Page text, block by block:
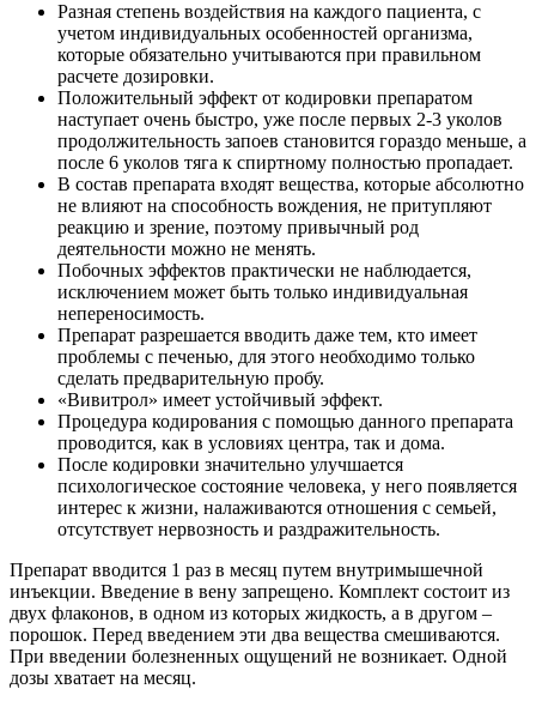
Разная степень воздействия на каждого пациента, с
учетом индивидуальных особенностей организма,
которые обязательно учитываются при правильном
расчете дозировки.
Положительный эффект от кодировки препаратом
наступает очень быстро, уже после первых 2-3 уколов
продолжительность запоев становится гораздо меньше, а
после 6 уколов тяга к спиртному полностью пропадает.
В состав препарата входят вещества, которые абсолютно
не влияют на способность вождения, не притупляют
реакцию и зрение, поэтому привычный род
деятельности можно не менять.
Побочных эффектов практически не наблюдается,
исключением может быть только индивидуальная
непереносимость.
Препарат разрешается вводить даже тем, кто имеет
проблемы с печенью, для этого необходимо только
сделать предварительную пробу.
«Вивитрол» имеет устойчивый эффект.
Процедура кодирования с помощью данного препарата
проводится, как в условиях центра, так и дома.
После кодировки значительно улучшается
психологическое состояние человека, у него появляется
интерес к жизни, налаживаются отношения с семьей,
отсутствует нервозность и раздражительность.
Препарат вводится 1 раз в месяц путем внутримышечной
инъекции. Введение в вену запрещено. Комплект состоит из
двух флаконов, в одном из которых жидкость, а в другом –
порошок. Перед введением эти два вещества смешиваются.
При введении болезненных ощущений не возникает. Одной
дозы хватает на месяц.